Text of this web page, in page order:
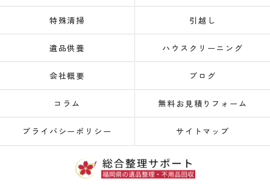
特殊清掃 引越し
遺品供養 ハウスクリーニング
会社概要 ブログ
コラム 無料お見積りフォーム
プライバシーポリシー サイトマップ